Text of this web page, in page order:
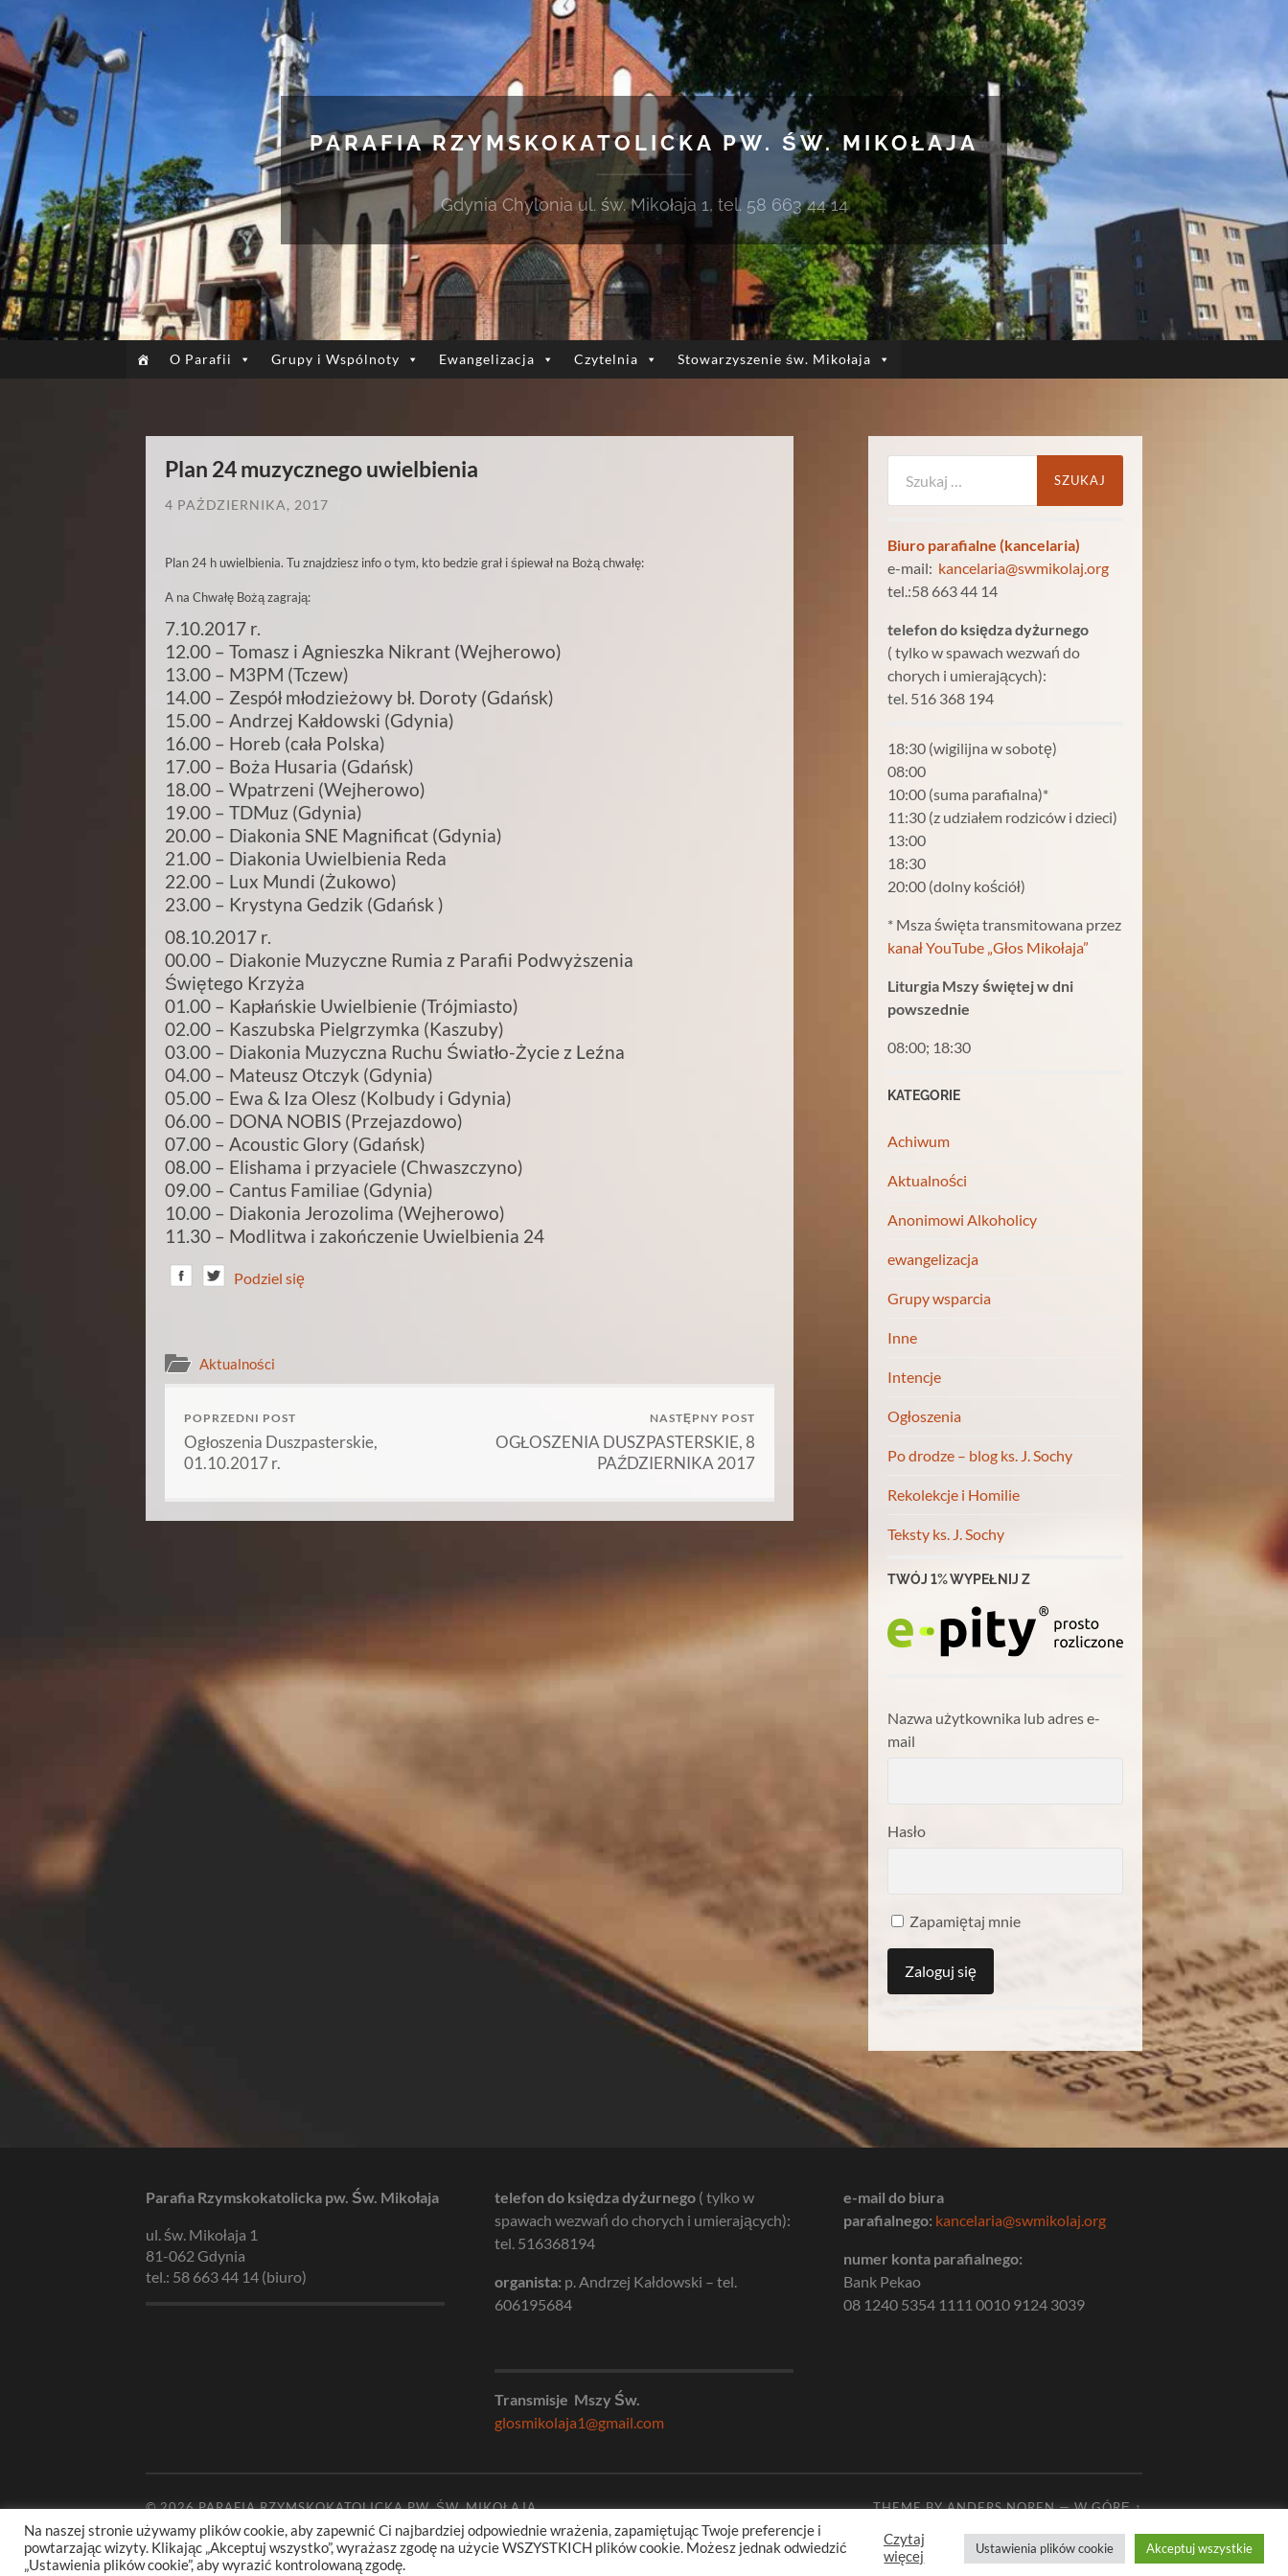
PARAFIA RZYMSKOKATOLICKA PW. ŚW. MIKOŁAJA
Gdynia Chylonia ul. św. Mikołaja 1, tel. 58 663 44 14
O Parafii Grupy i Wspólnoty Ewangelizacja Czytelnia Stowarzyszenie św. Mikołaja
Plan 24 muzycznego uwielbienia
4 PAŹDZIERNIKA, 2017
Plan 24 h uwielbienia. Tu znajdziesz info o tym, kto bedzie grał i śpiewał na Bożą chwałę:
A na Chwałę Bożą zagrają:
7.10.2017 r.
12.00 – Tomasz i Agnieszka Nikrant (Wejherowo)
13.00 – M3PM (Tczew)
14.00 – Zespół młodzieżowy bł. Doroty (Gdańsk)
15.00 – Andrzej Kałdowski (Gdynia)
16.00 – Horeb (cała Polska)
17.00 – Boża Husaria (Gdańsk)
18.00 – Wpatrzeni (Wejherowo)
19.00 – TDMuz (Gdynia)
20.00 – Diakonia SNE Magnificat (Gdynia)
21.00 – Diakonia Uwielbienia Reda
22.00 – Lux Mundi (Żukowo)
23.00 – Krystyna Gedzik (Gdańsk )
08.10.2017 r.
00.00 – Diakonie Muzyczne Rumia z Parafii Podwyższenia
Świętego Krzyża
01.00 – Kapłańskie Uwielbienie (Trójmiasto)
02.00 – Kaszubska Pielgrzymka (Kaszuby)
03.00 – Diakonia Muzyczna Ruchu Światło-Życie z Leźna
04.00 – Mateusz Otczyk (Gdynia)
05.00 – Ewa & Iza Olesz (Kolbudy i Gdynia)
06.00 – DONA NOBIS (Przejazdowo)
07.00 – Acoustic Glory (Gdańsk)
08.00 – Elishama i przyaciele (Chwaszczyno)
09.00 – Cantus Familiae (Gdynia)
10.00 – Diakonia Jerozolima (Wejherowo)
11.30 – Modlitwa i zakończenie Uwielbienia 24
Podziel się
Aktualności
POPRZEDNI POST
Ogłoszenia Duszpasterskie,
01.10.2017 r.
NASTĘPNY POST
OGŁOSZENIA DUSZPASTERSKIE, 8
PAŹDZIERNIKA 2017
Biuro parafialne (kancelaria)
e-mail: kancelaria@swmikolaj.org
tel.:58 663 44 14
telefon do księdza dyżurnego
( tylko w spawach wezwań do
chorych i umierających):
tel. 516 368 194
18:30 (wigilijna w sobotę)
08:00
10:00 (suma parafialna)*
11:30 (z udziałem rodziców i dzieci)
13:00
18:30
20:00 (dolny kościół)
* Msza święta transmitowana przez
kanał YouTube „Głos Mikołaja”
Liturgia Mszy świętej w dni
powszednie
08:00; 18:30
KATEGORIE
Achiwum
Aktualności
Anonimowi Alkoholicy
ewangelizacja
Grupy wsparcia
Inne
Intencje
Ogłoszenia
Po drodze – blog ks. J. Sochy
Rekolekcje i Homilie
Teksty ks. J. Sochy
TWÓJ 1% WYPEŁNIJ Z
Nazwa użytkownika lub adres e-
mail
Hasło
Zapamiętaj mnie
Parafia Rzymskokatolicka pw. Św. Mikołaja
ul. św. Mikołaja 1
81-062 Gdynia
tel.: 58 663 44 14 (biuro)
telefon do księdza dyżurnego ( tylko w
spawach wezwań do chorych i umierających):
tel. 516368194
organista: p. Andrzej Kałdowski – tel.
606195684
Transmisje Mszy Św.
glosmikolaja1@gmail.com
e-mail do biura
parafialnego: kancelaria@swmikolaj.org
numer konta parafialnego:
Bank Pekao
08 1240 5354 1111 0010 9124 3039
© 2026PARAFIA RZYMSKOKATOLICKA PW. ŚW. MIKOŁAJA THEME BYANDERS NOREN—W GÓRĘ ↑
Na naszej stronie używamy plików cookie, aby zapewnić Ci najbardziej odpowiednie wrażenia, zapamiętując Twoje preferencje i
powtarzając wizyty. Klikając „Akceptuj wszystko”, wyrażasz zgodę na użycie WSZYSTKICH plików cookie. Możesz jednak odwiedzić
„Ustawienia plików cookie”, aby wyrazić kontrolowaną zgodę.
Czytaj
więcej
Ustawienia plików cookie Akceptuj wszystkie